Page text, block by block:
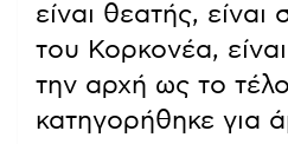
είναι θεατής, είναι
του Κορκονέα,
την αρχή ως το
κατηγορήθηκε για